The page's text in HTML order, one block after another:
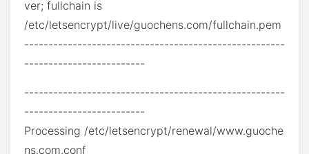
ver; fullchain is
/etc/letsencrypt/live/guochens.com/fullchain.pem
------------------------------------------------------
-------------------------
------------------------------------------------------
-------------------------
Processing /etc/letsencrypt/renewal/www.guoche
ns.com.conf